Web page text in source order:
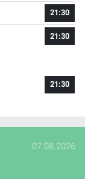
21:30
21:30
21:30
07.08.2026